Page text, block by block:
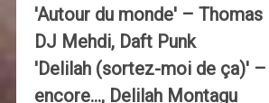
'Autour du monde' – Thomas
DJ Mehdi, Daft Punk
'Delilah (sortez-moi de ça)'
encore…, Delilah Montagu